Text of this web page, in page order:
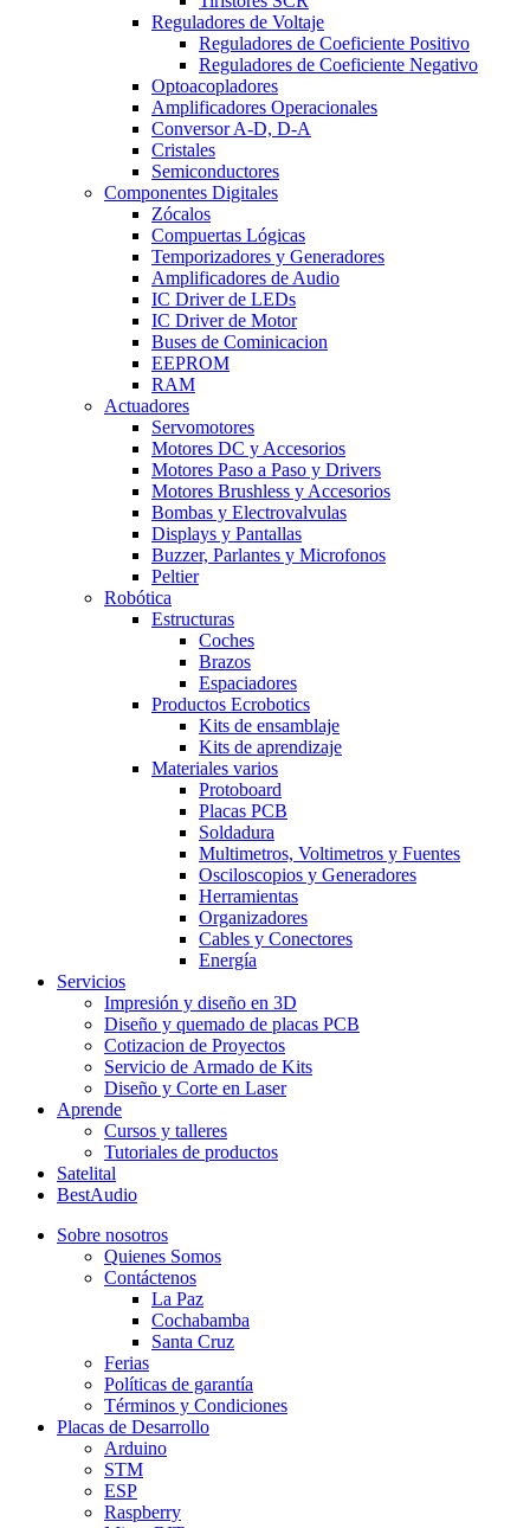
Reguladores de Voltaje
Reguladores de Coeficiente Positivo
Reguladores de Coeficiente Negativo
Optoacopladores
Amplificadores Operacionales
Conversor A-D, D-A
Cristales
Semiconductores
Componentes Digitales
Zócalos
Compuertas Lógicas
Temporizadores y Generadores
Amplificadores de Audio
IC Driver de LEDs
IC Driver de Motor
Buses de Cominicacion
EEPROM
RAM
Actuadores
Servomotores
Motores DC y Accesorios
Motores Paso a Paso y Drivers
Motores Brushless y Accesorios
Bombas y Electrovalvulas
Displays y Pantallas
Buzzer, Parlantes y Microfonos
Peltier
Robótica
Estructuras
Coches
Brazos
Espaciadores
Productos Ecrobotics
Kits de ensamblaje
Kits de aprendizaje
Materiales varios
Protoboard
Placas PCB
Soldadura
Multimetros, Voltimetros y Fuentes
Osciloscopios y Generadores
Herramientas
Organizadores
Cables y Conectores
Energía
Servicios
Impresión y diseño en 3D
Diseño y quemado de placas PCB
Cotizacion de Proyectos
Servicio de Armado de Kits
Diseño y Corte en Laser
Aprende
Cursos y talleres
Tutoriales de productos
Satelital
BestAudio
Sobre nosotros
Quienes Somos
Contáctenos
La Paz
Cochabamba
Santa Cruz
Ferias
Políticas de garantía
Términos y Condiciones
Placas de Desarrollo
Arduino
STM
ESP
Raspberry